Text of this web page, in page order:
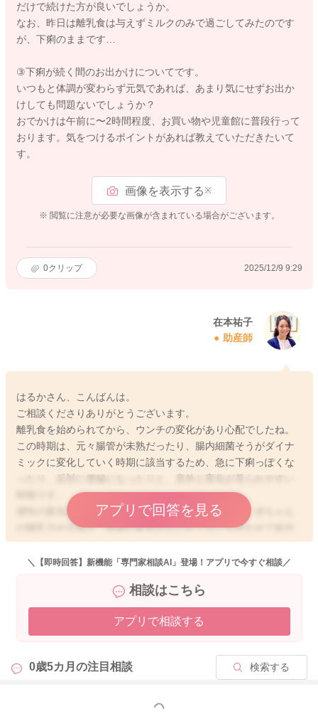
だけで続けた方が良いでしょうか。
なお、昨日は離乳食は与えずミルクのみで過ごしてみたのです
が、下痢のままです…
③下痢が続く間のお出かけについてです。
いつもと体調が変わらず元気であれば、あまり気にせずお出か
けしても問題ないでしょうか？
おでかけは午前に〜2時間程度、お買い物や児童館に普段行って
おります。気をつけるポイントがあれば教えていただきたいて
す。
画像を表示する※
※ 閲覧に注意が必要な画像が含まれている場合がございます。
0クリップ 2025/12/9 9:29
在本祐子
助産師
はるかさん、こんばんは。
ご相談くださりありがとうございます。
離乳食を始められてから、ウンチの変化があり心配でしたね。
この時期は、元々腸管が未熟だったり、腸内細菌そうがダイナ
ミックに変化していく時期に該当するため、急に下痢っぽくな
ったり、反対に便秘になったりと、意外と変化が見られやすい
便性の変化は、生理的な範疇であることも多いため、赤ちゃん
の哺乳力や元気さ、排尿の変化がないか？なども合わせて総合
的にみていく必要があります。
ご質問にお答えしますね。
①小児科医に受診した方が良いでしょうか。熱もなく、体調が
悪そうではなく元気です。どのくらい下痢が続いたら受診すべ
きなどあれば教えてください。
が、明らかにウンチの変化以外で、元気さなど全身状態に変化
がなければ、1日5.6回の排便は、様子見でもよいです。
便、白色便などなりましたら、すぐ受診をよろしくお願いしま
アプリで回答を見る
＼【即時回答】新機能「専門家相談AI」登場！アプリで今すぐ相談／
相談はこちら
アプリで相談する
0歳5カ月の注目相談 検索する
もっと見る